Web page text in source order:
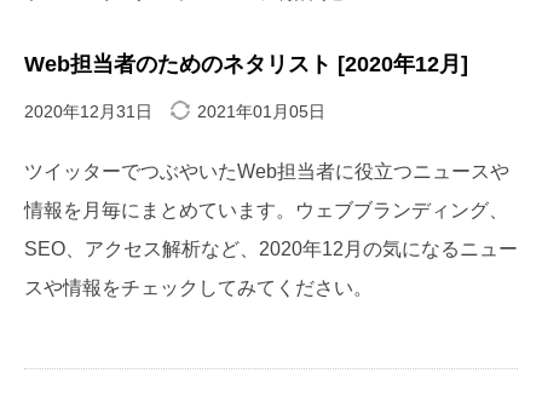
Web担当者のためのネタリスト [2020年12月]
2020年12月31日 2021年01月05日
ツイッターでつぶやいたWeb担当者に役立つニュースや
情報を月毎にまとめています。ウェブブランディング、
SEO、アクセス解析など、2020年12月の気になるニュー
スや情報をチェックしてみてください。